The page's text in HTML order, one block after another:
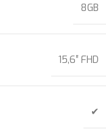
8GB
15,6″ FHD
✔